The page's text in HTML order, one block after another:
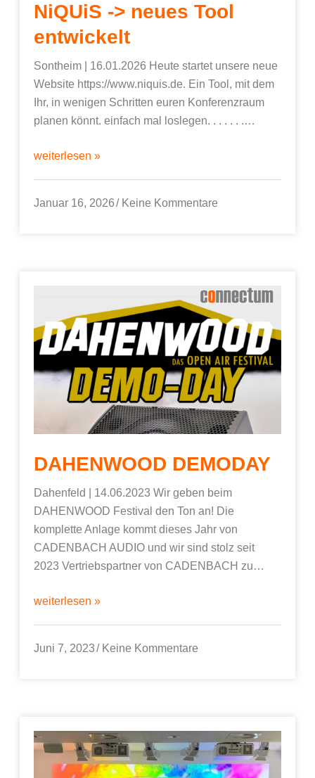
NiQUiS -> neues Tool
entwickelt
Sontheim | 16.01.2026 Heute startet unsere neue
Website https://www.niquis.de. Ein Tool, mit dem
Ihr, in wenigen Schritten euren Konferenzraum
planen könnt. einfach mal loslegen. . . . . . .…
weiterlesen »
Januar 16, 2026 Keine Kommentare
DAHENWOOD DEMODAY
Dahenfeld | 14.06.2023 Wir geben beim
DAHENWOOD Festival den Ton an! Die
komplette Anlage kommt dieses Jahr von
CADENBACH AUDIO und wir sind stolz seit
2023 Vertriebspartner von CADENBACH zu…
weiterlesen »
Juni 7, 2023 Keine Kommentare